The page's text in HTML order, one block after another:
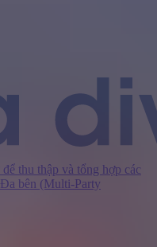
thu thập và tổng hợp các
bên (Multi-Party